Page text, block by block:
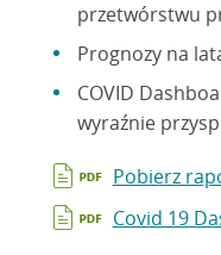
przetwórstwu
Prognozy na
COVID
wyraźnie
Pobierz
Covid 19